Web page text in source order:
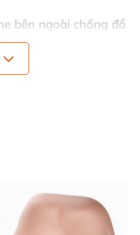
bên ngoài chống đổ
cố định và bền
sử dụng nhiều lần,